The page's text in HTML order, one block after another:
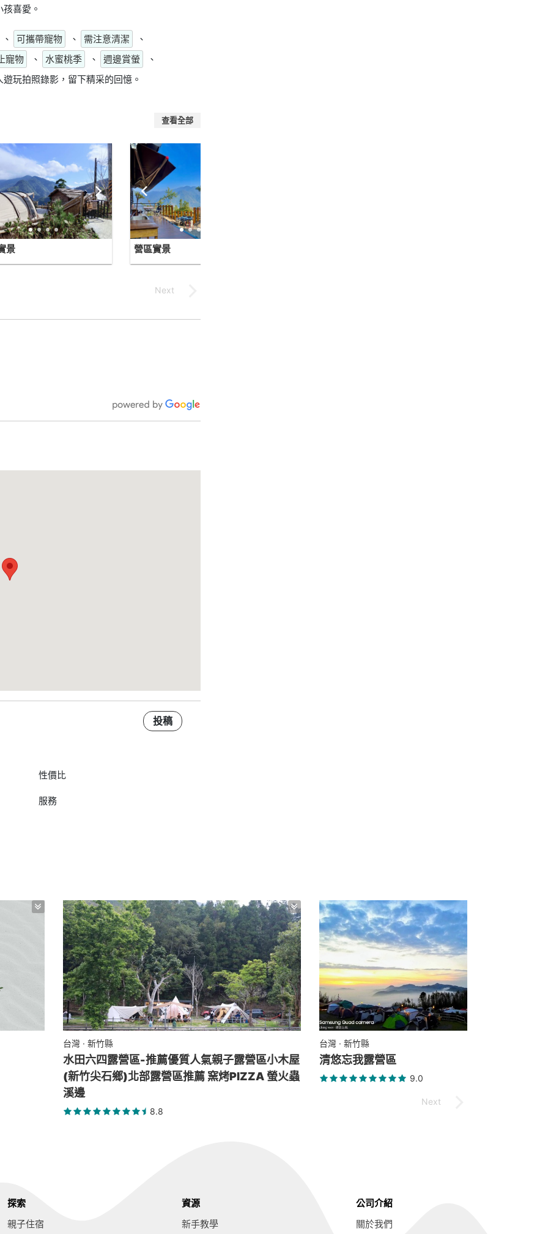
喜愛。
、 可攜帶寵物 、 需注意清潔
、
寵物
、 水蜜桃季 、 週邊賞螢
、
玩拍照錄影，留下精采的回憶。
查看全部
景 營區實景
投稿
性價比
服務
台灣 · 新竹縣
水田六四露營區-推薦優質人氣親子露營區小木屋
(新竹尖石鄉)北部露營區推薦 窯烤PIZZA 螢火蟲
溪邊
8.8
台灣 · 新竹縣
清悠忘我露營區
9.0
探索
親子住宿
資源
新手教學
公司介紹
關於我們